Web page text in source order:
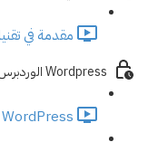
مقدمة في
Wordpress الوردبرس
WordPress ماهو الوردبرس (1:18)